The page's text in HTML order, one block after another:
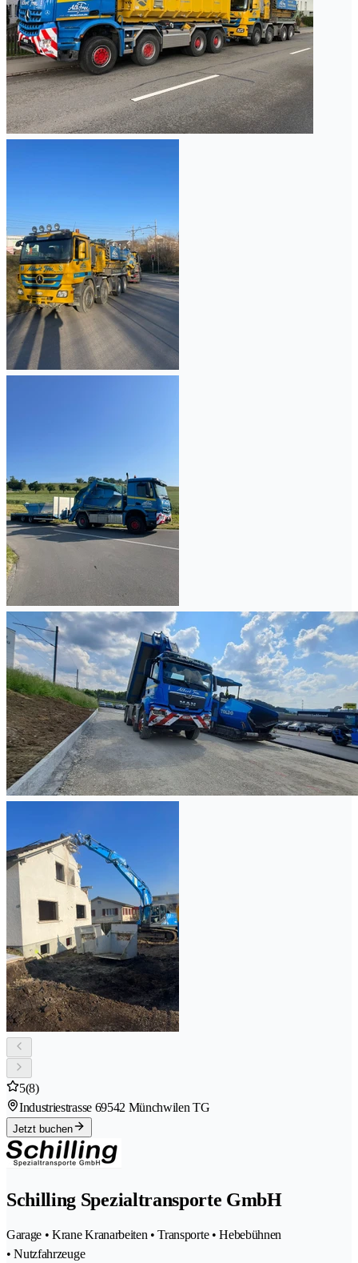
5(8)
Industriestrasse 69542 Münchwilen TG
Jetzt buchen
Schilling Spezialtransporte GmbH
Garage • Krane Kranarbeiten • Transporte • Hebebühnen
• Nutzfahrzeuge